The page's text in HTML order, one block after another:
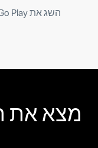
השג את LinGo Play ב
מצא את